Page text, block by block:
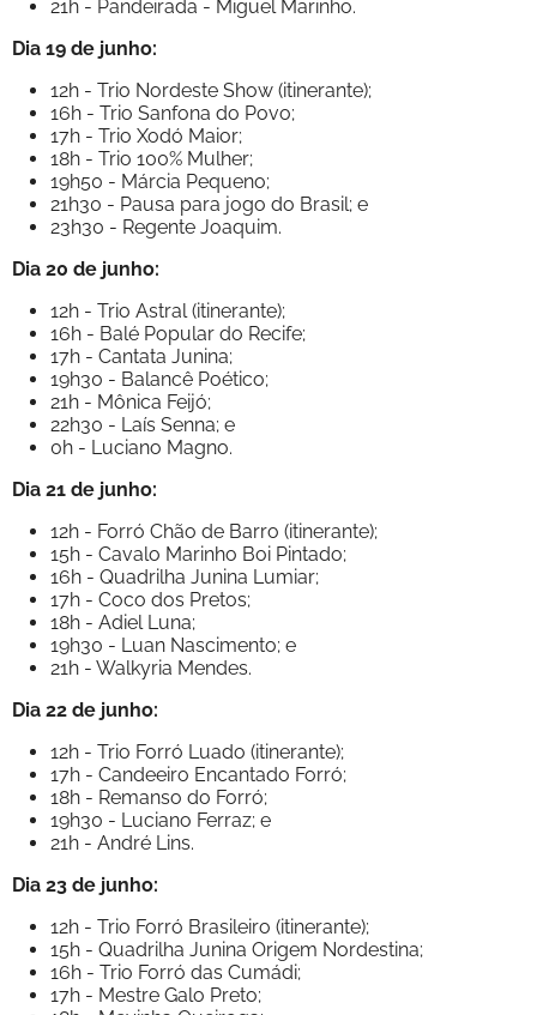
21h - Pandeirada - Miguel Marinho.
Dia 19 de junho:
12h - Trio Nordeste Show (itinerante);
16h - Trio Sanfona do Povo;
17h - Trio Xodó Maior;
18h - Trio 100% Mulher;
19h50 - Márcia Pequeno;
21h30 - Pausa para jogo do Brasil; e
23h30 - Regente Joaquim.
Dia 20 de junho:
12h - Trio Astral (itinerante);
16h - Balé Popular do Recife;
17h - Cantata Junina;
19h30 - Balancê Poético;
21h - Mônica Feijó;
22h30 - Laís Senna; e
0h - Luciano Magno.
Dia 21 de junho:
12h - Forró Chão de Barro (itinerante);
15h - Cavalo Marinho Boi Pintado;
16h - Quadrilha Junina Lumiar;
17h - Coco dos Pretos;
18h - Adiel Luna;
19h30 - Luan Nascimento; e
21h - Walkyria Mendes.
Dia 22 de junho:
12h - Trio Forró Luado (itinerante);
17h - Candeeiro Encantado Forró;
18h - Remanso do Forró;
19h30 - Luciano Ferraz; e
21h - André Lins.
Dia 23 de junho:
12h - Trio Forró Brasileiro (itinerante);
15h - Quadrilha Junina Origem Nordestina;
16h - Trio Forró das Cumádi;
17h - Mestre Galo Preto;